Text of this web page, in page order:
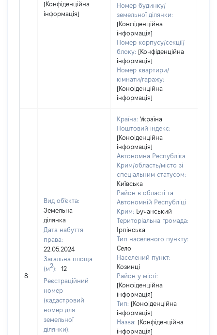
[Конфіденційна
інформація]
Номер будинку/
земельної ділянки:
[Конфіденційна
інформація]
Номер корпусу/секції/
блоку: [Конфіденційна
інформація]
Номер квартири/
кімнати/гаражу:
[Конфіденційна
інформація]
8
Вид об'єкта:
Земельна
ділянка
Дата набуття
права:
22.05.2024
Загальна площа
(м2):
12
Реєстраційний
номер
(кадастровий
номер для
земельної
ділянки):
Країна: Україна
Поштовий індекс:
[Конфіденційна
інформація]
Автономна Республіка
Крим/область/місто зі
спеціальним статусом:
Київська
Район в області та
Автономній Республіці
Крим: Бучанський
Територіальна громада:
Ірпінська
Тип населеного пункту:
Село
Населений пункт:
Козинці
Район у місті:
[Конфіденційна
інформація]
Тип: [Конфіденційна
інформація]
Назва: [Конфіденційна
інформація]